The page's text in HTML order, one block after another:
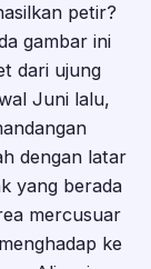
petir?
gambar ini
dari ujung
Juni lalu,
dengan latar
yang berada
mercusuar
ke